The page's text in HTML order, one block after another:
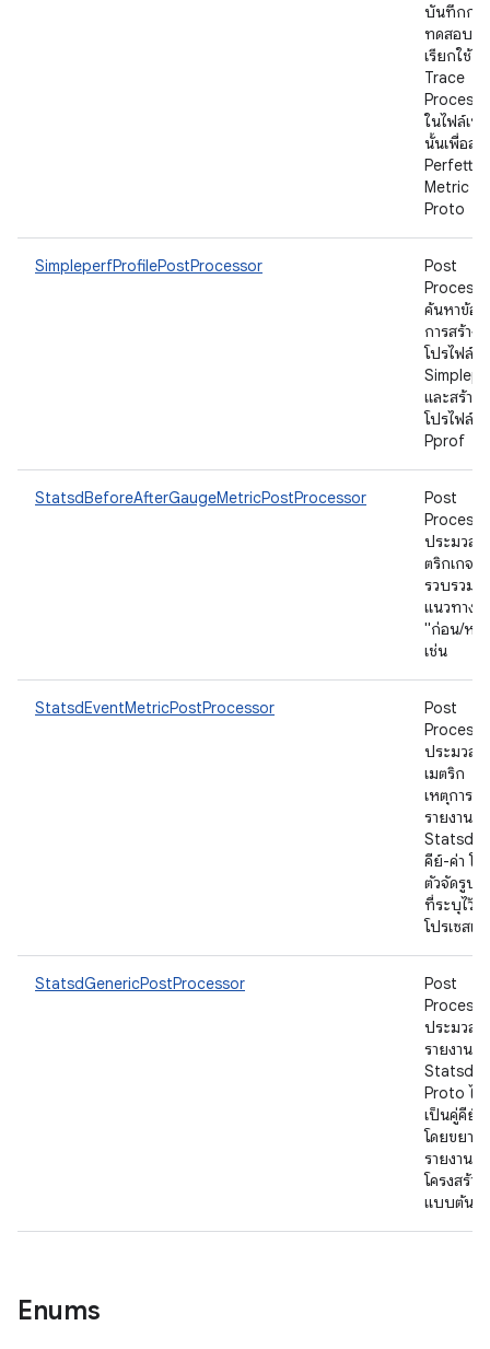
บันทึกการ
ทดสอบแ
เรียกใช้
Trace
ในไฟล์เห
นั้นเพื่อสร้
Perfetto
Metric
Proto
SimpleperfProfilePostProcessor
Post
ค้นหาข้อ
การสร้าง
โปรไฟล์
และสร้าง
โปรไฟล์
Pprof
StatsdBeforeAfterGaugeMetricPostProcessor
Post
ประมวลผ
ตริกเกจที่
รวบรวมใ
แนวทาง
"ก่อน/หลั
เช่น
StatsdEventMetricPostProcessor
Post
ประมวลผ
เมตริก
เหตุการณ์
รายงาน
Statsd เ
คีย์-ค่า โด
ตัวจัดรูป
ที่ระบุไว้ใน
โปรเซสเ
StatsdGenericPostProcessor
Post
ประมวลผ
รายงาน
Statsd
Proto ไบ
เป็นคู่คีย์-
โดยขยาย
รายงานเ
โครงสร้าง
แบบต้นไ
Enums